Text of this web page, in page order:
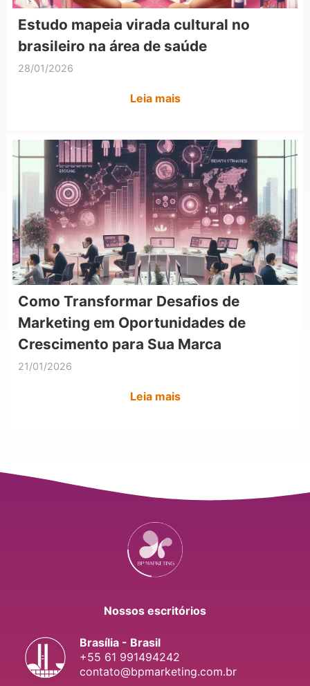
Estudo mapeia virada cultural no
brasileiro na área de saúde
28/01/2026
Leia mais
Como Transformar Desafios de
Marketing em Oportunidades de
Crescimento para Sua Marca
21/01/2026
Leia mais
Nossos escritórios
Brasília - Brasil
+55 61 991494242
contato@bpmarketing.com.br